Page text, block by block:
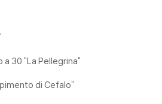
Medici spectacle...The
of genres and periods, it's all very
and genres of a kind that
ornamentation (just
30 "La Pellegrina"
di Cefalo"